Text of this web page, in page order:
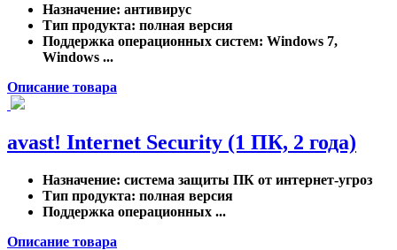
Назначение: антивирус
Тип продукта: полная версия
Поддержка операционных систем: Windows 7,
Windows ...
Описание товара
avast! Internet Security (1 ПК, 2 года)
Назначение: система защиты ПК от интернет-угроз
Тип продукта: полная версия
Поддержка операционных ...
Описание товара